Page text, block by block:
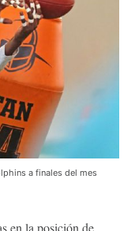
a finales del mes
en la posición de